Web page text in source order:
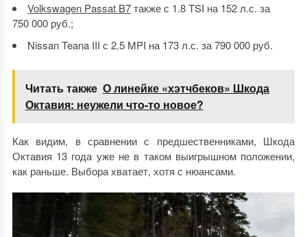
Volkswagen Passat B7также с 1.8 TSI на 152 л.с. за
750 000 руб.;
Nissan Teana III с 2.5 MPI на 173 л.с. за 790 000 руб.
Читать также О линейке «хэтчбеков» Шкода
Октавия: неужели что-то новое?
Как видим, в сравнении с предшественниками, Шкода
Октавия 13 годауже не в таком выигрышном положении,
как раньше. Выбора хватает, хотя с нюансами.